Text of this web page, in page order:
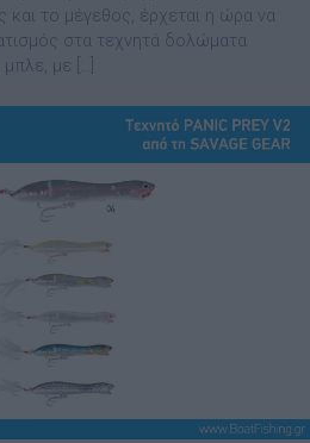
και το μέγεθος, έρχεται η ώρα να
στα τεχνητά δολώματα
με […]